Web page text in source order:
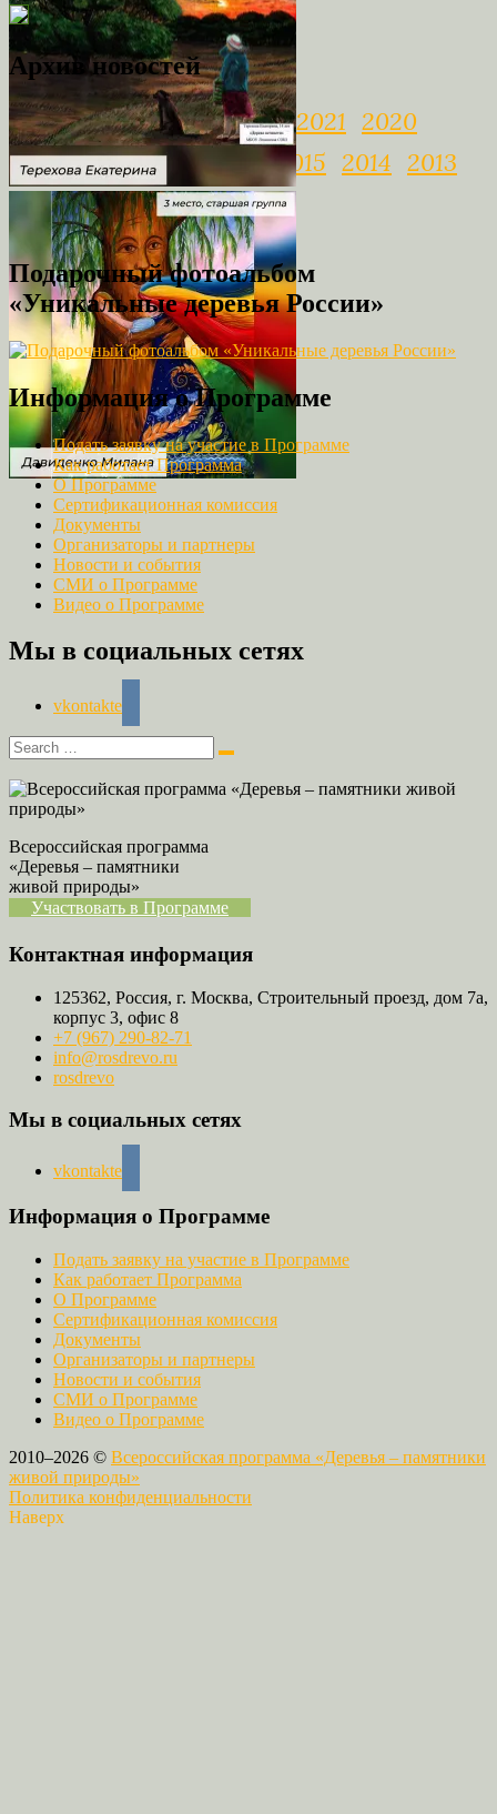
Copy
Link
Архив новостей
2025 2024 2023 2022 2021 2020
2019 2018 2017 2016 2015 2014 2013
2012 2011 2010
Подарочный фотоальбом
«Уникальные деревья России»
Информация о Программе
Подать заявку на участие в Программе
Как работает Программа
О Программе
Сертификационная комиссия
Документы
Организаторы и партнеры
Новости и события
СМИ о Программе
Видео о Программе
Мы в социальных сетях
vkontakte
Всероссийская программа
«Деревья – памятники
живой природы»
Участвовать в Программе
Контактная информация
125362, Россия, г. Москва, Строительный проезд, дом 7а,
корпус 3, офис 8
+7 (967) 290-82-71
info@rosdrevo.ru
rosdrevo
Мы в социальных сетях
vkontakte
Информация о Программе
Подать заявку на участие в Программе
Как работает Программа
О Программе
Сертификационная комиссия
Документы
Организаторы и партнеры
Новости и события
СМИ о Программе
Видео о Программе
2010–2026 © Всероссийская программа «Деревья – памятники
живой природы»
Политика конфиденциальности
Наверх